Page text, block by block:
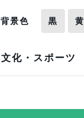
文化・スポーツ
背景色 黒 黄